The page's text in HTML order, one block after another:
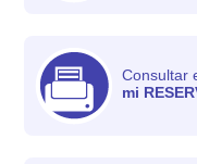
Consultar
mi